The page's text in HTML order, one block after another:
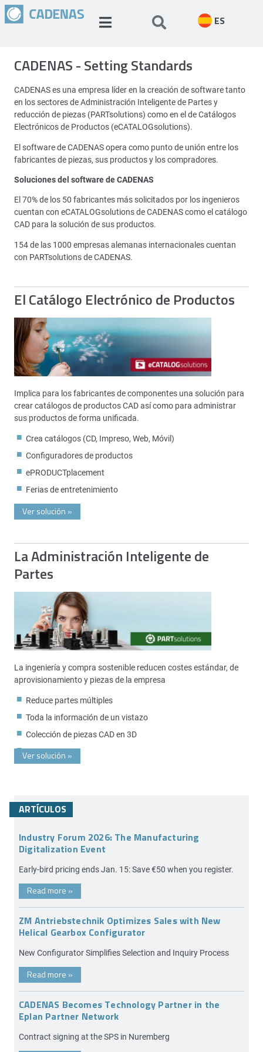
ES
CADENAS - Setting Standards
CADENAS es una empresa líder en la creación de software tanto
en los sectores de Administración Inteligente de Partes y
reducción de piezas (PARTsolutions) como en el de Catálogos
Electrónicos de Productos (eCATALOGsolutions).
El software de CADENAS opera como punto de unión entre los
fabricantes de piezas, sus productos y los compradores.
Soluciones del software de CADENAS
El 70% de los 50 fabricantes más solicitados por los ingenieros
cuentan con eCATALOGsolutions de CADENAS como el catálogo
CAD para la solución de sus productos.
154 de las 1000 empresas alemanas internacionales cuentan
con PARTsolutions de CADENAS.
El Catálogo Electrónico de Productos
Implica para los fabricantes de componentes una solución para
crear catálogos de productos CAD así como para administrar
sus productos de forma unificada.
Crea catálogos (CD, Impreso, Web, Móvil)
Configuradores de productos
ePRODUCTplacement
Ferias de entretenimiento
Ver solución »
La Administración Inteligente de
Partes
La ingeniería y compra sostenible reducen costes estándar, de
aprovisionamiento y piezas de la empresa
Reduce partes múltiples
Toda la información de un vistazo
Colección de piezas CAD en 3D
Ver solución »
ARTÍCULOS
Industry Forum 2026: The Manufacturing
Digitalization Event
Early-bird pricing ends Jan. 15: Save €50 when you register.
Read more »
ZM Antriebstechnik Optimizes Sales with New
Helical Gearbox Configurator
New Configurator Simplifies Selection and Inquiry Process
Read more »
CADENAS Becomes Technology Partner in the
Eplan Partner Network
Contract signing at the SPS in Nuremberg